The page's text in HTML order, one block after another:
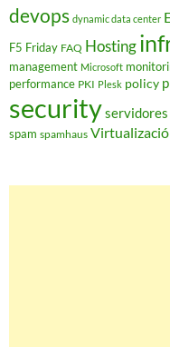
devops dynamic data center
F5 Friday FAQ Hosting
management Microsoft
performance PKI Plesk policy
securityservidores
spam spamhaus